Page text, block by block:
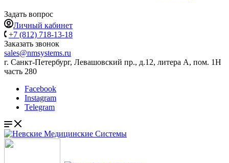
Задать вопрос
Личный кабинет
+7 (812) 718-13-18
Заказать звонок
sales@nmsystems.ru
г. Санкт-Петербург, Левашовский пр., д.12, литера А, пом. 1Н
часть 280
Facebook
Instagram
Telegram